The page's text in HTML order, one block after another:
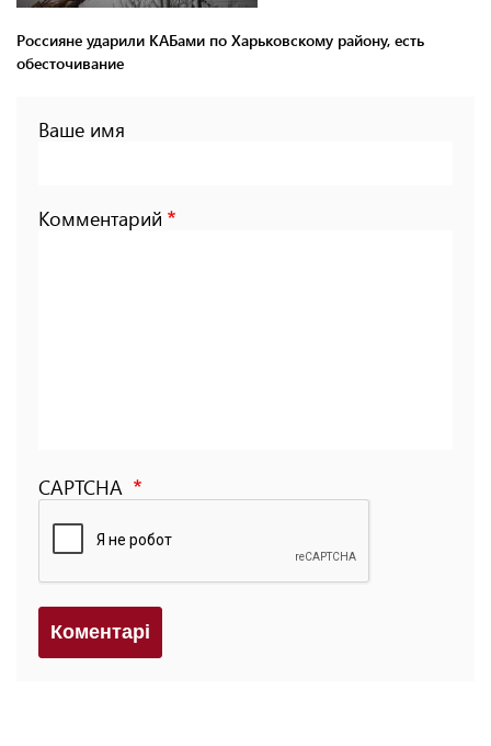
Россияне ударили КАБами по Харьковскому району, есть
обесточивание
Ваше имя
Комментарий
CAPTCHA
Коментарi